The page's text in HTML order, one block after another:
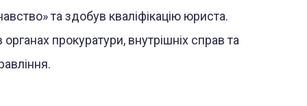
та здобув кваліфікацію юриста.
прокуратури, внутрішніх справ та